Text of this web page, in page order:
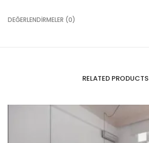
DEĞERLENDIRMELER (0)
RELATED PRODUCTS